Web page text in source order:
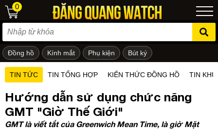
em
0
Đồng hồ Kính mắt Phụ kiện Bút ký
TIN TỨC TIN TỔNG HỢP KIẾN THỨC ĐỒNG HỒ TIN
Hướng dẫn sử dụng chức năng
GMT "Giờ Thế Giới"
GMT là viết tắt của Greenwich Mean Time, là giờ Mặt